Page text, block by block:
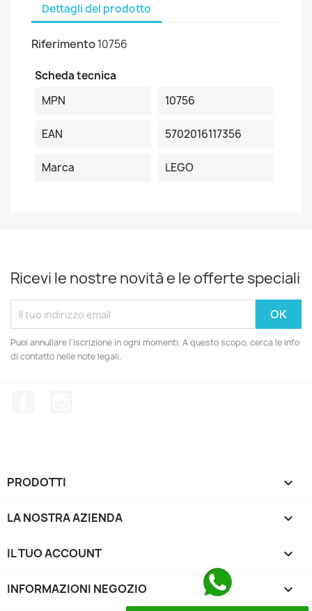
Dettagli del prodotto
Riferimento10756
Scheda tecnica
MPN
10756
EAN 5702016117356
Marca LEGO
Ricevi le nostre novità e le offerte speciali
Puoi annullare l'iscrizione in ogni momenti. A questo scopo, cerca le info
di contatto nelle note legali.
PRODOTTI 
LA NOSTRA AZIENDA 
IL TUO ACCOUNT 
INFORMAZIONI NEGOZIO keyboard_arrow_down